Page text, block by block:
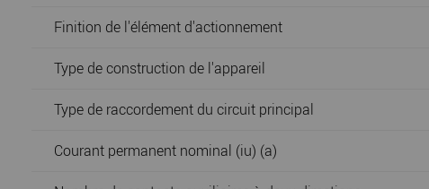
Finition de l'élément d'actionnement
Type de construction de l'appareil
Type de raccordement du circuit principal
Courant permanent nominal (iu) (a)